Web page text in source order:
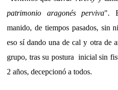
patrimonio aragonés perviva".
manido, de tiempos pasados, sin
eso sí dando una de cal y otra de
grupo, tras su postura inicialsin
2 años, decepcionó a todos.